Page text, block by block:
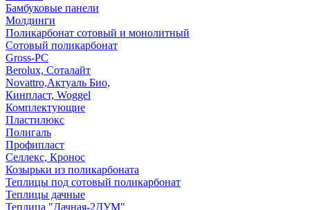
Бамбуковые панели
Молдинги
Поликарбонат сотовый и монолитный
Сотовый поликарбонат
Gross-PC
Berolux, Соталайт
Novattro,Актуаль Био,
Кинпласт, Woggel
Комплектующие
Пластилюкс
Полигаль
Профипласт
Селлекс, Кронос
Козырьки из поликарбоната
Теплицы под сотовый поликарбонат
Теплицы дачные
Теплица "Дачная-2ДУМ"